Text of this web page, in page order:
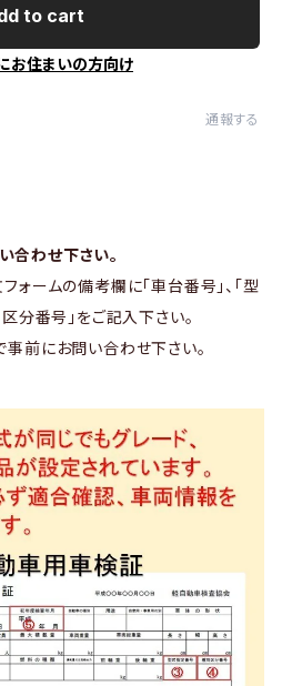
to cart
お住まいの方向け
通報する
合わせ下さい。
ォームの備考欄に「車台番号」、「型
区分番号」をご記入下さい。
事前にお問い合わせ下さい。